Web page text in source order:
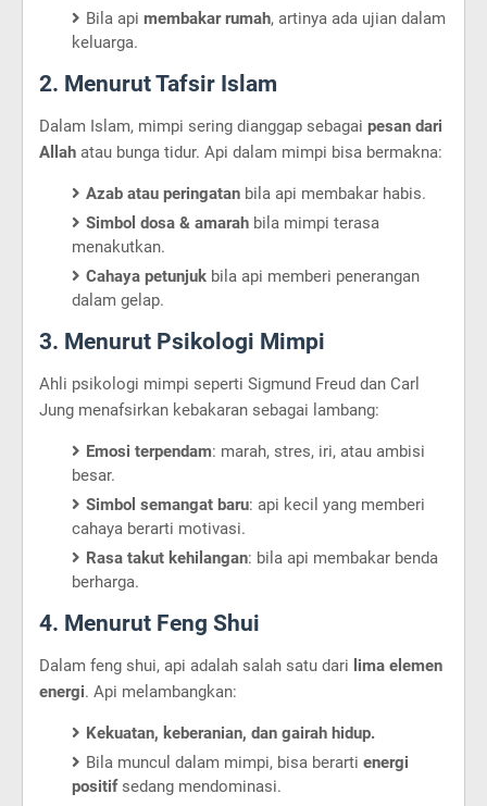
Bila api membakar rumah, artinya ada ujian dalam
keluarga.
2. Menurut Tafsir Islam
Dalam Islam, mimpi sering dianggap sebagai pesan dari
Allah atau bunga tidur. Api dalam mimpi bisa bermakna:
Azab atau peringatan bila api membakar habis.
Simbol dosa & amarah bila mimpi terasa
menakutkan.
Cahaya petunjuk bila api memberi penerangan
dalam gelap.
3. Menurut Psikologi Mimpi
Ahli psikologi mimpi seperti Sigmund Freud dan Carl
Jung menafsirkan kebakaran sebagai lambang:
Emosi terpendam: marah, stres, iri, atau ambisi
besar.
Simbol semangat baru: api kecil yang memberi
cahaya berarti motivasi.
Rasa takut kehilangan: bila api membakar benda
berharga.
4. Menurut Feng Shui
Dalam feng shui, api adalah salah satu dari lima elemen
energi. Api melambangkan:
Kekuatan, keberanian, dan gairah hidup.
Bila muncul dalam mimpi, bisa berarti energi
positifsedang mendominasi.